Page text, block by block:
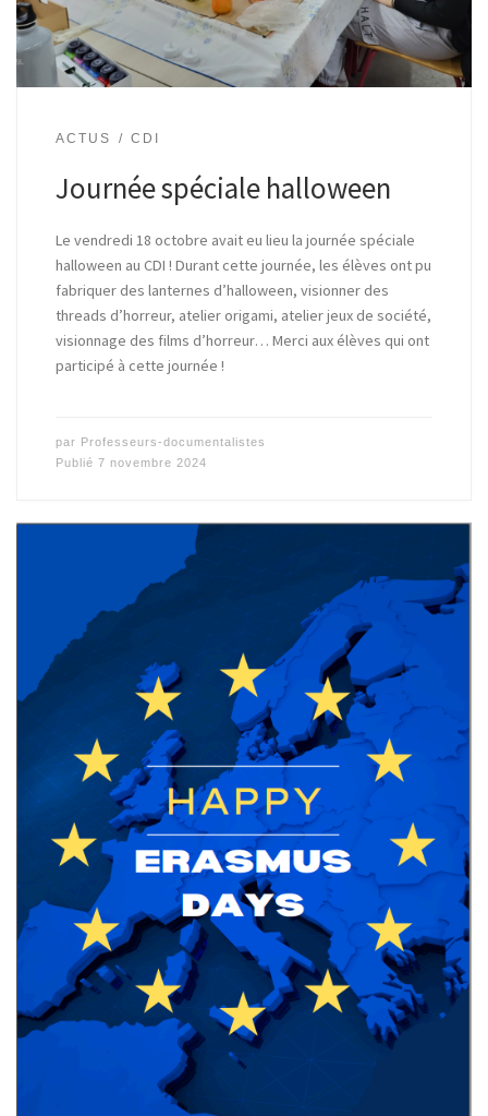
ACTUS CDI
Journée spéciale halloween
Le vendredi 18 octobre avait eu lieu la journée spéciale
halloween au CDI ! Durant cette journée, les élèves ont pu
fabriquer des lanternes d’halloween, visionner des
threads d’horreur, atelier origami, atelier jeux de société,
visionnage des films d’horreur… Merci aux élèves qui ont
participé à cette journée !
par Professeurs-documentalistes
Publié 7 novembre 2024